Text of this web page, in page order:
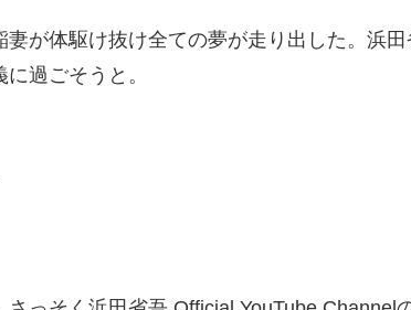
妻が体駆け抜け全ての夢が走り出した。浜
過ごそうと。